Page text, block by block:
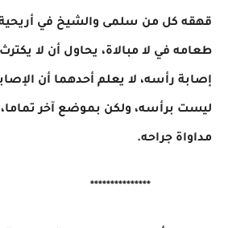
قهقه كل من سلمى والشيخ في
طعامه في لا مبالاة، يحاول أن لا
إصابة رأسه، لا يعلم أحدهما أن
ليست برأسه، ولكن بموضع آخر
مداواة جراحه.
***************